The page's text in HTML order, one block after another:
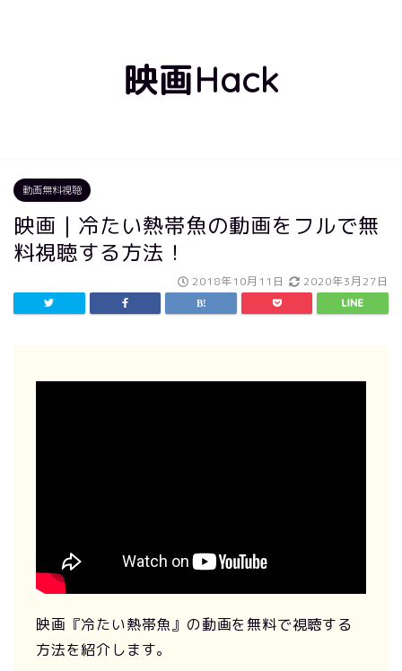
映画Hack
動画無料視聴
映画｜冷たい熱帯魚の動画をフルで無
料視聴する方法！
2018年10月11日 2020年3月27日
映画『冷たい熱帯魚』の動画を無料で視聴する
方法を紹介します。